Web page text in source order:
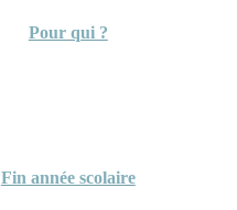
Pour qui ?
Fin année scolaire